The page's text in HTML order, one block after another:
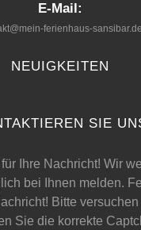
E-Mail:
ferienhaus-sansibar.de
NEUIGKEITEN
SIE
Ihre Nachricht! Wir
bei Ihnen melden.
Bitte
Sie die korrekte